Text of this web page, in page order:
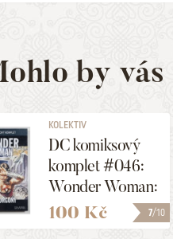
by
7/10
KOLEKTIV
DC komiksový
komplet #046:
Wonder Woman:
Oči Gorgony
100 Kč